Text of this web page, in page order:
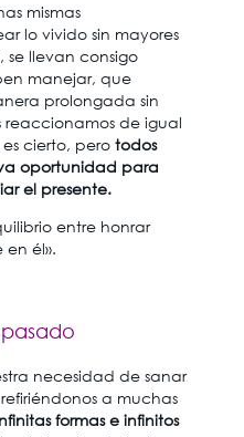
mismas
lo vivido sin mayores
se llevan consigo
manejar, que
prolongada sin
reaccionamos de igual
cierto, perotodos
oportunidad para
el presente.
entre honrar
en él».
necesidad de sanar
a muchas
formas e infinitos